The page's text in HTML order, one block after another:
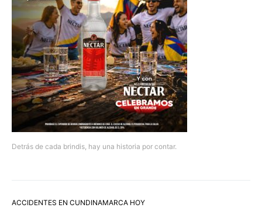
Detrás de cada brindis, hay una historia por contar.
ACCIDENTES EN CUNDINAMARCA HOY